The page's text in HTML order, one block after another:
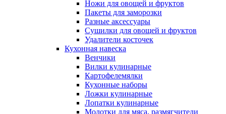
Ножи для овощей и фруктов
Пакеты для заморозки
Разные аксессуары
Сушилки для овощей и фруктов
Удалители косточек
Кухонная навеска
Венчики
Вилки кулинарные
Картофелемялки
Кухонные наборы
Ложки кулинарные
Лопатки кулинарные
Молотки для мяса, размягчители